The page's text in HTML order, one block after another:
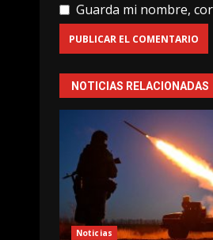
Guarda mi nombre,
NOTICIAS RELACIONADAS
Noticias